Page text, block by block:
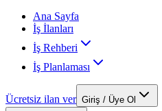
Ana Sayfa
İş İlanları
İş Rehberi
İş Planlaması
Ücretsiz ilan ver Giriş / Üye Ol